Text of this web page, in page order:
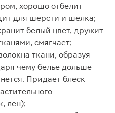
хорошо отбелит
для шерсти и шелка;
белый цвет, дружит
смягчает;
ткани, образуя
чему белье дольше
Придает блеск
лен);